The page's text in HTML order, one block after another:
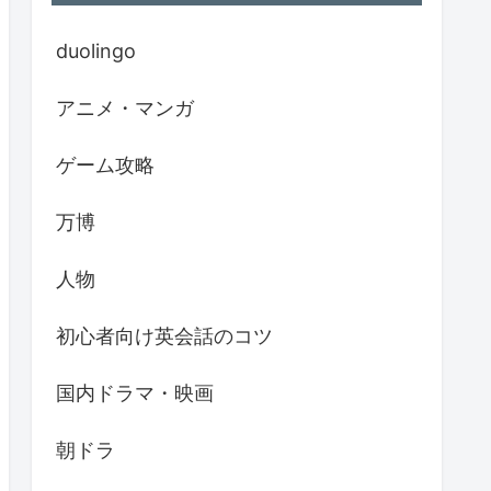
duolingo
アニメ・マンガ
ゲーム攻略
万博
人物
初心者向け英会話のコツ
国内ドラマ・映画
朝ドラ